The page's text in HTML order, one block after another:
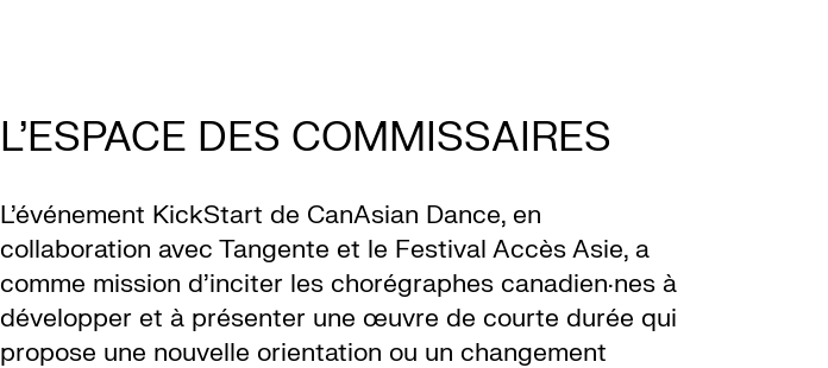
L'ESPACE DES COMMISSAIRES
L’événement KickStart de CanAsian Dance, en
collaboration avec Tangente et le Festival Accès Asie, a
comme mission d’inciter les chorégraphes canadien·nes à
développer et à présenter une œuvre de courte durée qui
propose une nouvelle orientation ou un changement